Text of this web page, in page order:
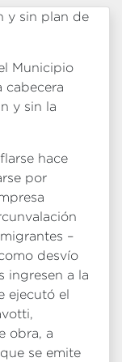
Municipio
cabecera
y sin la
hace
por
–
desvío
ingresen a la
ejecutó el
obra, a
se emite